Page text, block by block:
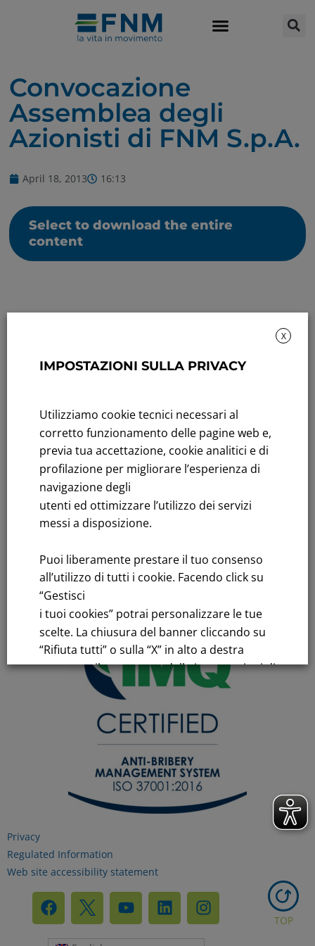
Convocazione
Assemblea degli
Azionisti di FNM S.p.A.
April 18, 2013 16:13
Select to download the entire
content
Sustainability: Sustainability report
Tenders: All Tenders
FNM S.p.A.
Headquarters in Milan, Piazzale Cadorna, 14
fnm@legalmail.it
Share capital € 230,000,000.00 fully paid up
C.F.and VAT number 00776140154
C.C.I.AA. Milano – REA 28331
Privacy
Regulated Information
Web site accessibility statement
TOP
X
IMPOSTAZIONI SULLA PRIVACY
Utilizziamo cookie tecnici necessari al
corretto funzionamento delle pagine web e,
previa tua accettazione, cookie analitici e di
profilazione per migliorare l’esperienza di
navigazione degli
utenti ed ottimizzare l’utilizzo dei servizi
messi a disposizione.
Puoi liberamente prestare il tuo consenso
all’utilizzo di tutti i cookie. Facendo click su
“Gestisci
i tuoi cookies” potrai personalizzare le tue
scelte. La chiusura del banner cliccando su
“Rifiuta tutti” o sulla “X” in alto a destra
comporta il permanere delle impostazioni di
default e la continuazione della navigazione
in assenza di cookie o altri strumenti di
tracciamento diversi da quelli tecnici.
Per maggiori informazioni consulta la
Informativa sui dati personali e cookie
RIFIUTA TUTTI
GESTISCI I TUOI COOKIES